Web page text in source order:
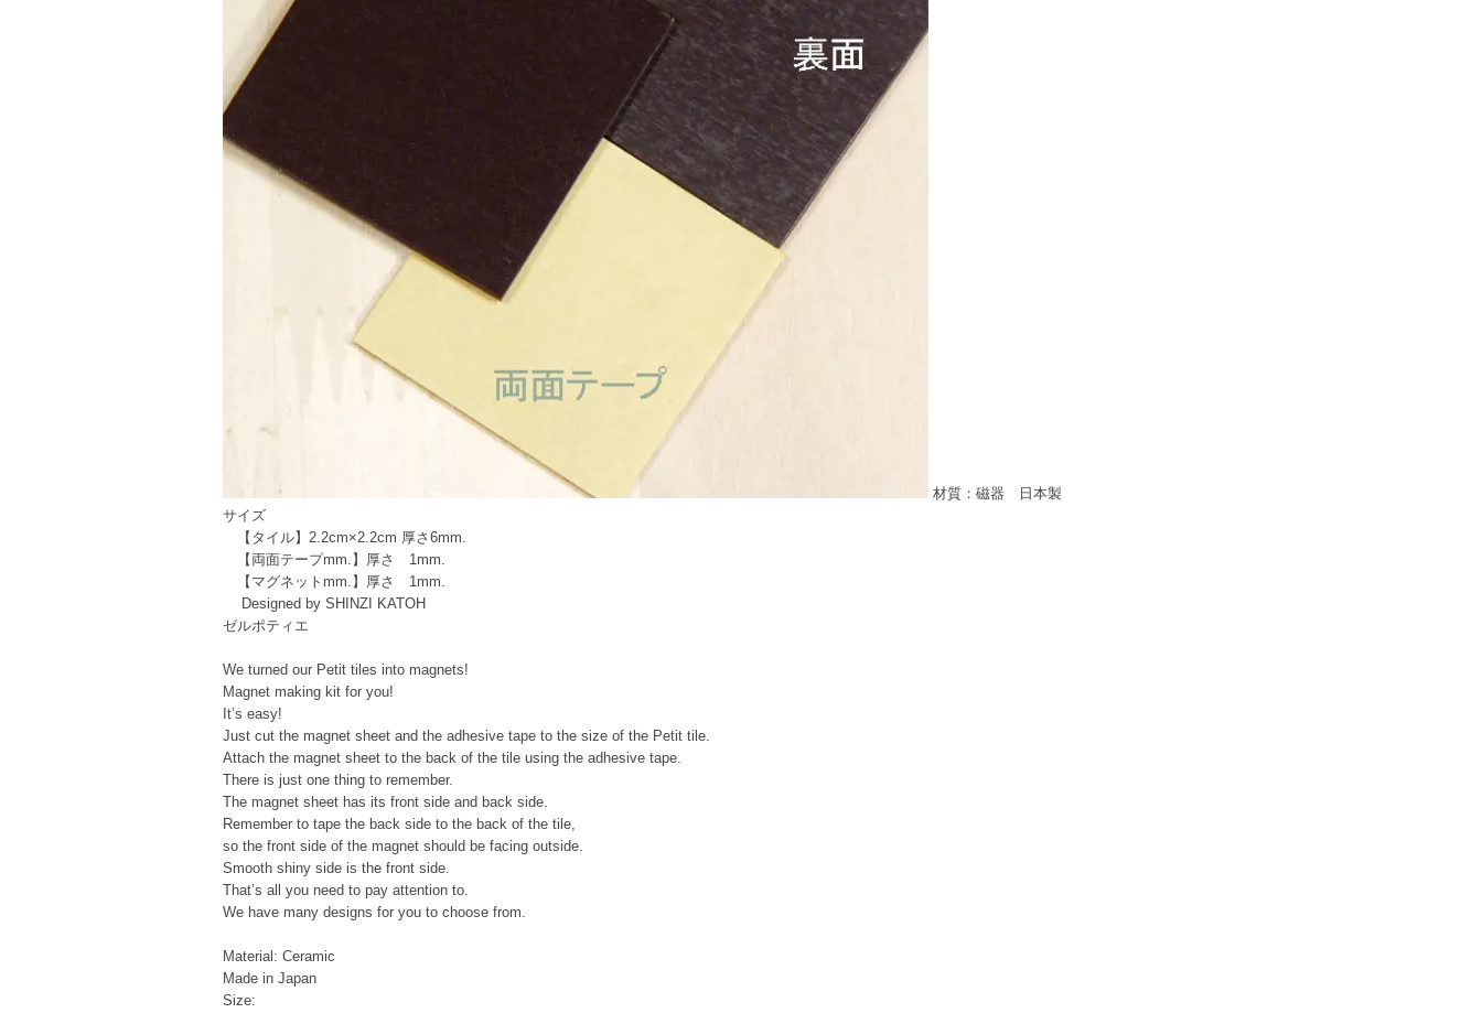
材質：磁器 日本製
サイズ
【タイル】2.2cm×2.2cm 厚さ6mm.
【両面テープmm.】厚さ 1mm.
【マグネットmm.】厚さ 1mm.
Designed by SHINZI KATOH
ゼルポティエ
We turned our Petit tiles into magnets!
Magnet making kit for you!
It’s easy!
Just cut the magnet sheet and the adhesive tape to the size of the Petit tile.
Attach the magnet sheet to the back of the tile using the adhesive tape.
There is just one thing to remember.
The magnet sheet has its front side and back side.
Remember to tape the back side to the back of the tile,
so the front side of the magnet should be facing outside.
Smooth shiny side is the front side.
That’s all you need to pay attention to.
We have many designs for you to choose from.
Material: Ceramic
Made in Japan
Size: